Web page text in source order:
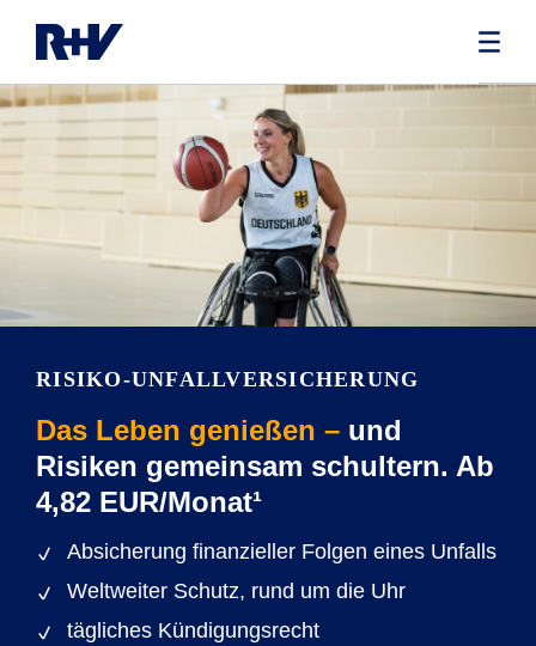
RISIKO-UNFALLVERSICHERUNG
Das Leben genießen – und
Risiken gemeinsam schultern. Ab
4,82 EUR/Monat¹
Absicherung finanzieller Folgen eines Unfalls
Weltweiter Schutz, rund um die Uhr
tägliches Kündigungsrecht